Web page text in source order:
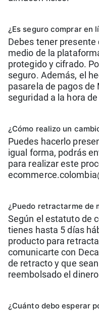
¿Es seguro comprar en
Debes tener
medio de la
protegido y cifrado.
seguro. Además, el
pasarela de pagos
seguridad a la hora
¿Cómo realizo un
Puedes hacerlo
igual forma, podrás
para realizar este
¿Puedo retractarme de
Según el estatuto de
tienes hasta 5 días
producto para
comunicarte con
de retracto y que
reembolsado el
¿Cuánto debo esperar